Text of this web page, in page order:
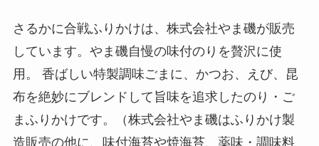
さるかに合戦ふりかけは、株式会社やま磯が販売
しています。やま磯自慢の味付のりを贅沢に使
用。 香ばしい特製調味ごまに、かつお、えび、昆
布を絶妙にブレンドして旨味を追求したのり・ご
まふりかけです。（株式会社やま磯はふりかけ製
造販売の他に、味付海苔や焼海苔、薬味・調味料